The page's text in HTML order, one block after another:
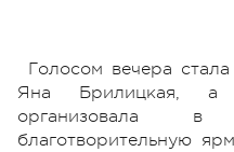
Голосом вечера
Яна Брилицкая, а
организовала в
благотворительную